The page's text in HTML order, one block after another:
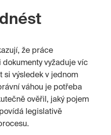
že práce
vyžaduje víc
si výsledek v jednom
váhou je potřeba
ověřil, jaký pojem
legislativě